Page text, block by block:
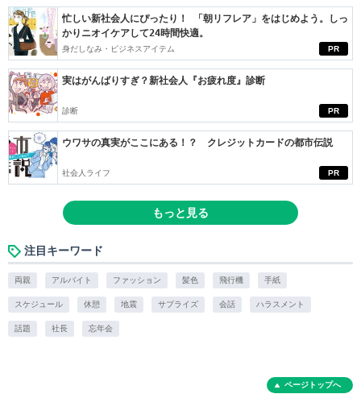
PR
忙しい新社会人にぴったり！ 「朝リフレア」をはじめよう。しっ
かりニオイケアして24時間快適。
身だしなみ・ビジネスアイテム
PR
実はがんばりすぎ？新社会人『お疲れ度』診断
診断
PR
ウワサの真実がここにある！？ クレジットカードの都市伝説
社会人ライフ
もっと見る
注目キーワード
両親 アルバイト ファッション 髪色 飛行機 手紙
スケジュール 休憩 地震 サプライズ 会話 ハラスメント
話題 社長 忘年会
ページトップへ